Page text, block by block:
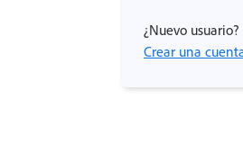
¿Nuevo usuario?
Crear una